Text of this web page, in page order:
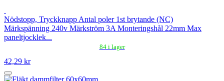
Nödstopp, Tryckknapp Antal poler 1st brytande (NC)
Märkspänning 240v Märkström 3A Monteringshål 22mm Max
paneltjocklek...
84 i lager
42,29 kr